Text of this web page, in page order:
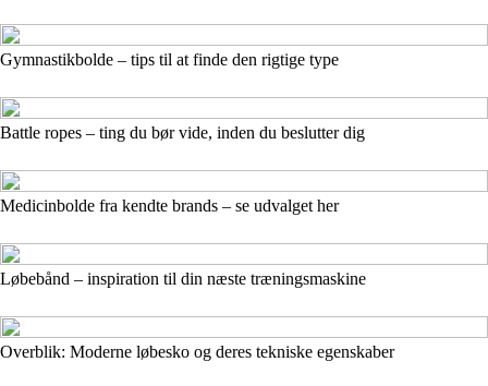
Gymnastikbolde – tips til at finde den rigtige type
Battle ropes – ting du bør vide, inden du beslutter dig
Medicinbolde fra kendte brands – se udvalget her
Løbebånd – inspiration til din næste træningsmaskine
Overblik: Moderne løbesko og deres tekniske egenskaber